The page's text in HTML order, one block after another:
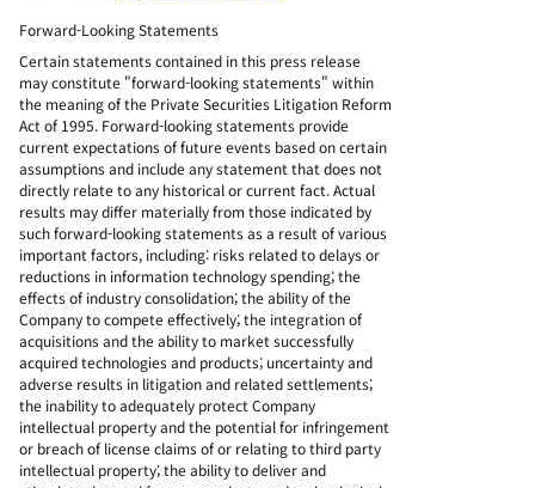
Forward-Looking Statements
Certain statements contained in this press release
may constitute "forward-looking statements" within
the meaning of the Private Securities Litigation Reform
Act of 1995. Forward-looking statements provide
current expectations of future events based on certain
assumptions and include any statement that does not
directly relate to any historical or current fact. Actual
results may differ materially from those indicated by
such forward-looking statements as a result of various
important factors, including: risks related to delays or
reductions in information technology spending; the
effects of industry consolidation; the ability of the
Company to compete effectively; the integration of
acquisitions and the ability to market successfully
acquired technologies and products; uncertainty and
adverse results in litigation and related settlements;
the inability to adequately protect Company
intellectual property and the potential for infringement
or breach of license claims of or relating to third party
intellectual property; the ability to deliver and